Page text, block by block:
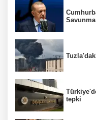
Savunma
tepki